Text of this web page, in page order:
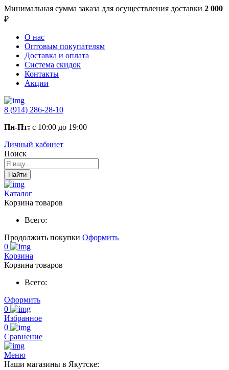
Минимальная сумма заказа для осуществления доставки 2 000
₽
О нас
Оптовым покупателям
Доставка и оплата
Система скидок
Контакты
Акции
8 (914) 286-28-10
Пн-Пт: с 10:00 до 19:00
Личный кабинет
Поиск
Найти
Каталог
Корзина товаров
Всего:
Продолжить покупки Оформить
0
Корзина
Корзина товаров
Всего:
Оформить
0
Избранное
0
Сравнение
Меню
Наши магазины в Якутске: